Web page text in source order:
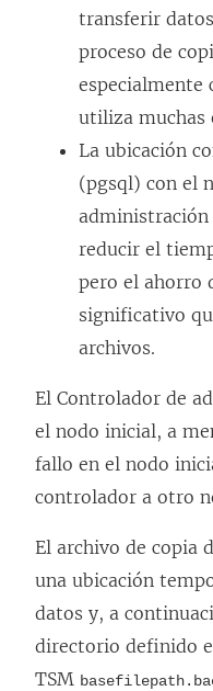
transferir
proceso de
especialmente
utiliza muchas
La ubicación
(pgsql) con el
administración
reducir el
pero el ahorro
significativo
archivos.
El Controlador de
el nodo inicial, a
fallo en el nodo
controlador a otro
El archivo de copia
una ubicación
datos y, a
directorio definido
TSM